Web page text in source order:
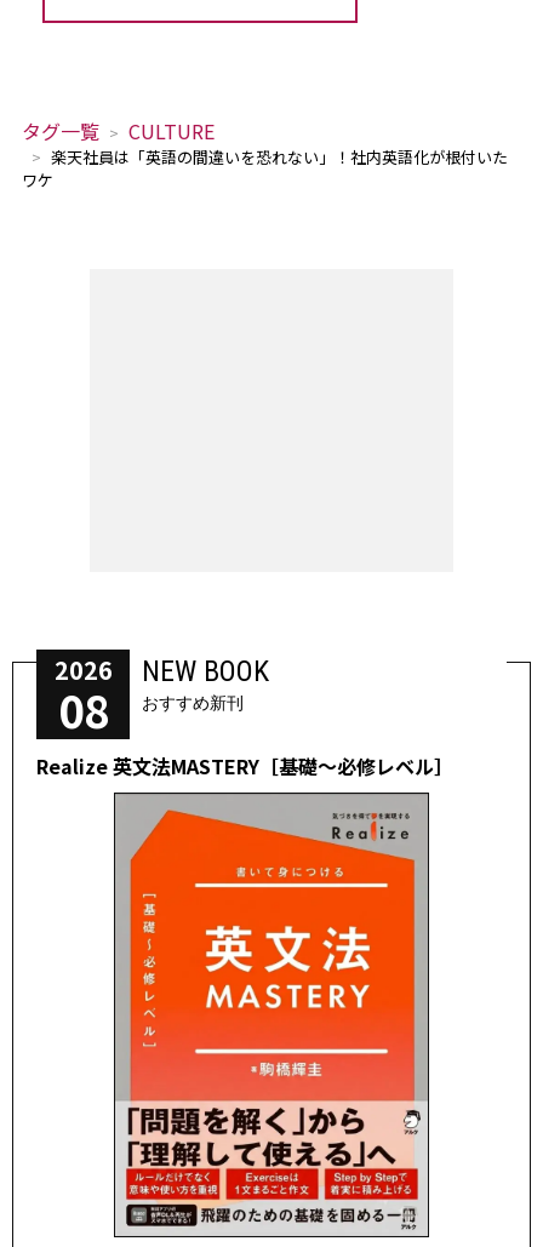
タグ一覧 CULTURE
楽天社員は「英語の間違いを恐れない」！社内英語化が根付いた
ワケ
2026
08
NEW BOOK
おすすめ新刊
Realize 英文法MASTERY［基礎～必修レベル］